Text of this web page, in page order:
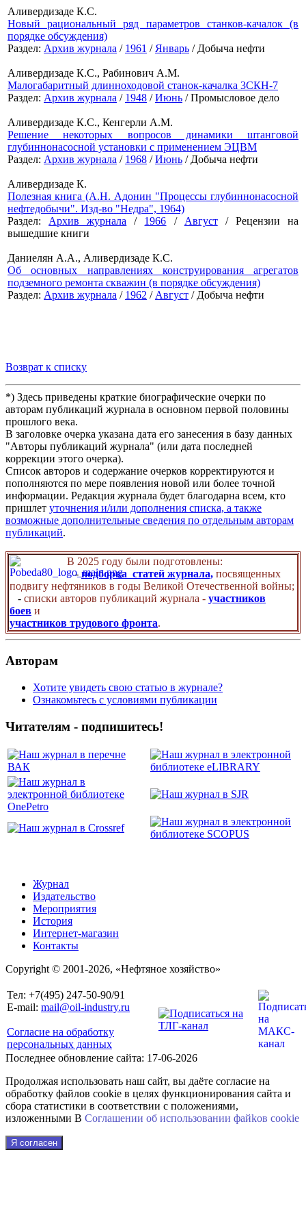
Аливердизаде К.С.
Новый рациональный ряд параметров станков-качалок (в
порядке обсуждения)
Раздел: Архив журнала / 1961 / Январь / Добыча нефти
Аливердизаде К.С., Рабинович А.М.
Малогабаритный длинноходовой станок-качалка 3СКН-7
Раздел: Архив журнала / 1948 /Июнь / Промысловое дело
Аливердизаде К.С., Кенгерли А.М.
Решение некоторых вопросов динамики штанговой
глубиннонасосной установки с применением ЭЦВМ
Раздел: Архив журнала / 1968 /Июнь / Добыча нефти
Аливердизаде К.
Полезная книга (А.Н. Адонин "Процессы глубиннонасосной
нефтедобычи". Изд-во "Недра", 1964)
Раздел: Архив журнала / 1966 / Август/ Рецензии на
вышедшие книги
Даниелян А.А., Аливердизаде К.С.
Об основных направлениях конструирования агрегатов
подземного ремонта скважин (в порядке обсуждения)
Раздел: Архив журнала / 1962 / Август / Добыча нефти
Возврат к списку
*) Здесь приведены краткие биографические очерки по
авторам публикаций журнала в основном первой половины
прошлого века.
В заголовке очерка указана дата его занесения в базу данных
"Авторы публикаций журнала" (или дата последней
коррекции этого очерка).
Список авторов и содержание очерков корректируются и
пополняются по мере появления новой или более точной
информации. Редакция журнала будет благодарна всем, кто
пришлет уточнения и/или дополнения списка, а также
возможные дополнительные сведения по отдельным авторам
публикаций.
В 2025 году были подготовлены:
- подборка статей журнала, посвященных
подвигу нефтяников в годы Великой Отечественной войны;
- списки авторов публикаций журнала - участников
боев и
участников трудового фронта.
Авторам
Хотите увидеть свою статью в журнале?
Ознакомьтесь с условиями публикации
Читателям - подпишитесь!
Журнал
Издательство
Мероприятия
История
Интернет-магазин
Контакты
Copyright © 2001-2026, «Нефтяное хозяйство»
Тел: +7(495) 247-50-90/91
E-mail: mail@oil-industry.ru
Согласие на обработку
персональных данных
Последнее обновление сайта: 17-06-2026
Продолжая использовать наш сайт, вы даёте согласие на
обработку файлов cookie в целях функционирования сайта и
сбора статистики в соответствии с положениями,
изложенными В Соглашении об использовании файkов cookie
Я согласен